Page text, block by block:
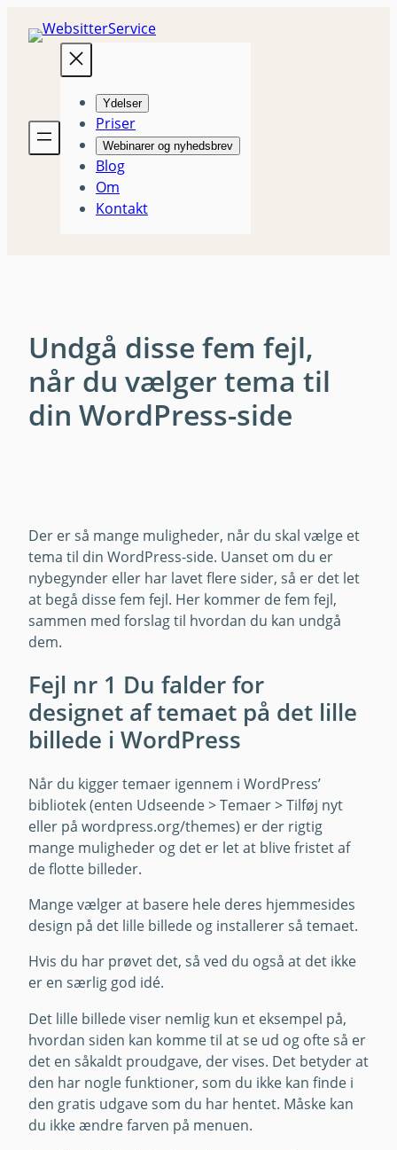
Ydelser
Priser
Webinarer og nyhedsbrev
Blog
Om
Kontakt
Undgå disse fem fejl,
når du vælger tema til
din WordPress-side
Der er så mange muligheder, når du skal vælge et
tema til din WordPress-side. Uanset om du er
nybegynder eller har lavet flere sider, så er det let
at begå disse fem fejl. Her kommer de fem fejl,
sammen med forslag til hvordan du kan undgå
dem.
Fejl nr 1 Du falder for
designet af temaet på det lille
billede i WordPress
Når du kigger temaer igennem i WordPress’
bibliotek (enten Udseende > Temaer > Tilføj nyt
eller på wordpress.org/themes) er der rigtig
mange muligheder og det er let at blive fristet af
de flotte billeder.
Mange vælger at basere hele deres hjemmesides
design på det lille billede og installerer så temaet.
Hvis du har prøvet det, så ved du også at det ikke
er en særlig god idé.
Det lille billede viser nemlig kun et eksempel på,
hvordan siden kan komme til at se ud og ofte så er
det en såkaldt proudgave, der vises. Det betyder at
den har nogle funktioner, som du ikke kan finde i
den gratis udgave som du har hentet. Måske kan
du ikke ændre farven på menuen.